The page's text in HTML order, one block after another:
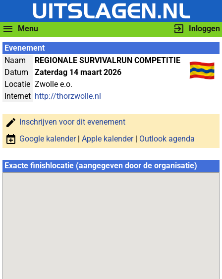
Menu Inloggen
Evenement
Naam
REGIONALE SURVIVALRUN COMPETITIE
Datum
Zaterdag 14 maart 2026
Locatie Zwolle e.o.
Internet http://thorzwolle.nl
Inschrijven voor dit evenement
Google kalender| Apple kalender| Outlook agenda
Exacte finishlocatie (aangegeven door de organisatie)